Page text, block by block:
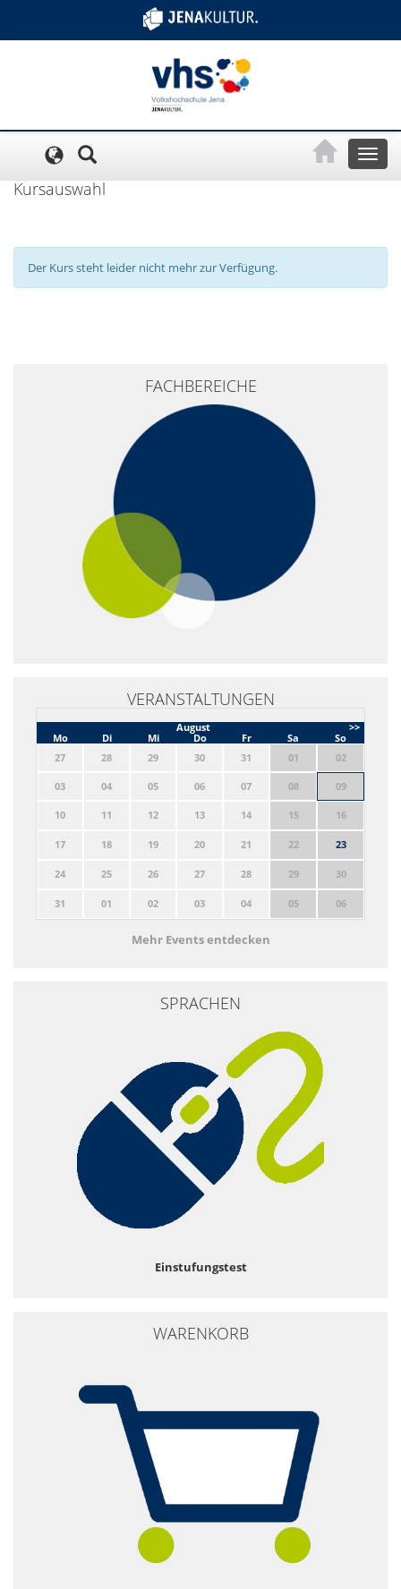
Toggle
Kursauswahl
Der Kurs steht leider nicht mehr zur Verfügung.
FACHBEREICHE
VERANSTALTUNGEN
>>
August
Mo
Di Mi Do Fr Sa
So
27
28 29 30 31 01 02
03 04 05 06 07 08 09
10 11 12 13 14 15 16
17 18 19 20 21 22 23
24 25 26 27 28 29 30
31 01 02 03 04 05 06
Mehr Events entdecken
SPRACHEN
Einstufungstest
WARENKORB